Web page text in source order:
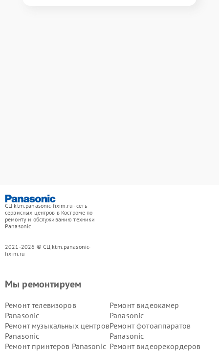
СЦ ktm.panasonic-fixim.ru - сеть
сервисных центров в Костроме по
ремонту и обслуживанию техники
Panasonic
2021-2026 © СЦ ktm.panasonic-
fixim.ru
Мы ремонтируем
Ремонт телевизоров
Panasonic
Ремонт видеокамер
Panasonic
Ремонт музыкальных центров
Panasonic
Ремонт фотоаппаратов
Panasonic
Ремонт принтеров Panasonic Ремонт видеорекордеров